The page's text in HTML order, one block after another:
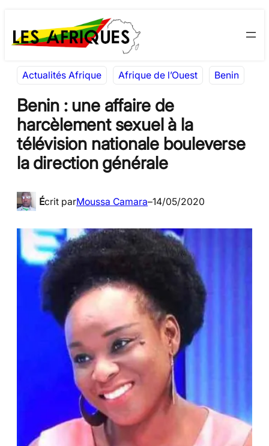
au
contenu
to
content
Actualités Afrique Afrique de l’Ouest Benin
Benin : une affaire de
harcèlement sexuel à la
télévision nationale bouleverse
la direction générale
Écrit parMoussa Camara–14/05/2020